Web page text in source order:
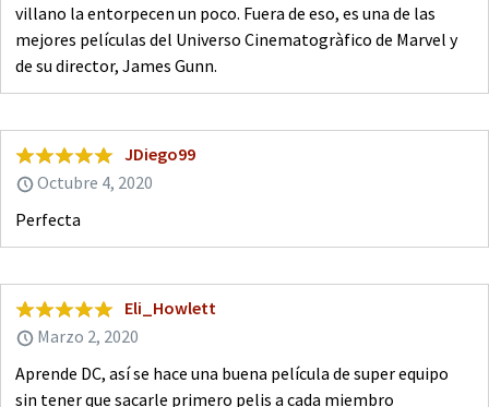
villano la entorpecen un poco. Fuera de eso, es una de las
mejores películas del Universo Cinematogràfico de Marvel y
de su director, James Gunn.
JDiego99
Octubre 4, 2020
Perfecta
Eli_Howlett
Marzo 2, 2020
Aprende DC, así se hace una buena película de super equipo
sin tener que sacarle primero pelis a cada miembro